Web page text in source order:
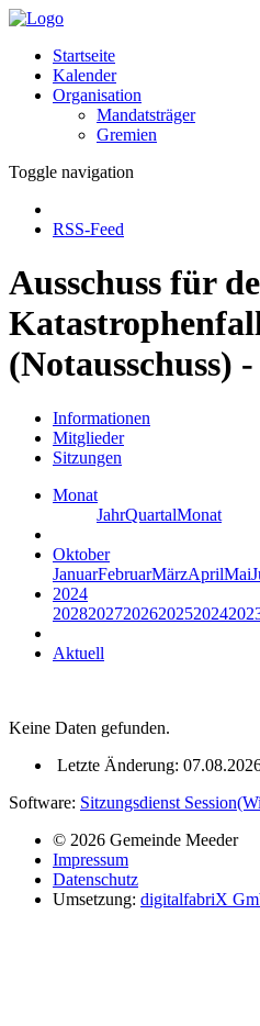
Startseite
Kalender
Organisation
Mandatsträger
Gremien
Toggle navigation
RSS-Feed
Ausschuss für
(Notausschuss)
Informationen
Mitglieder
Sitzungen
Monat
JahrQuartalMonat
Oktober
JanuarFebruarMärzAprilMai
2024
20282027202620252024
Aktuell
Keine Daten gefunden.
Letzte Änderung:
Software: Sitzungsdienst Session
© 2026 Gemeinde Meeder
Impressum
Datenschutz
Umsetzung: digitalfabriX